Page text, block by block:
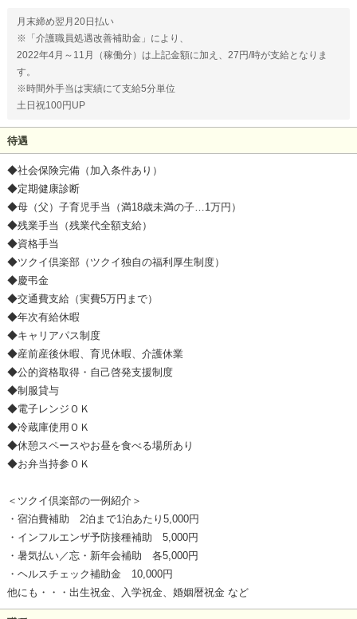
月末締め翌月20日払い
※「介護職員処遇改善補助金」により、
2022年4月～11月（稼働分）は上記金額に加え、27円/時が支給となりま
す。
※時間外手当は実績にて支給5分単位
土日祝100円UP
待遇
◆社会保険完備（加入条件あり）
◆定期健康診断
◆母（父）子育児手当（満18歳未満の子…1万円）
◆残業手当（残業代全額支給）
◆資格手当
◆ツクイ倶楽部（ツクイ独自の福利厚生制度）
◆慶弔金
◆交通費支給（実費5万円まで）
◆年次有給休暇
◆キャリアパス制度
◆産前産後休暇、育児休暇、介護休業
◆公的資格取得・自己啓発支援制度
◆制服貸与
◆電子レンジＯＫ
◆冷蔵庫使用ＯＫ
◆休憩スペースやお昼を食べる場所あり
◆お弁当持参ＯＫ
＜ツクイ倶楽部の一例紹介＞
・宿泊費補助 2泊まで1泊あたり5,000円
・インフルエンザ予防接種補助 5,000円
・暑気払い／忘・新年会補助 各5,000円
・ヘルスチェック補助金 10,000円
他にも・・・出生祝金、入学祝金、婚姻暦祝金 など